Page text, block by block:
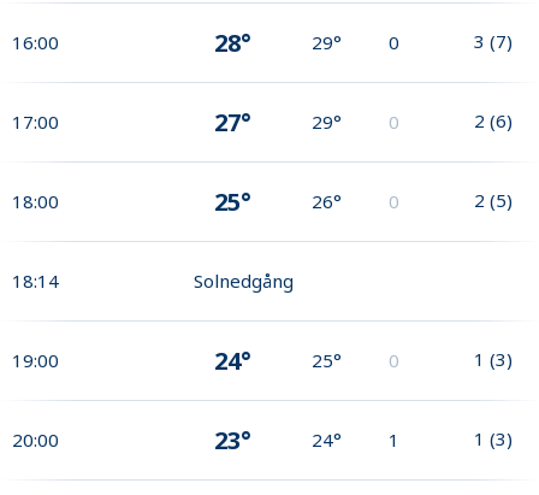
16:00 28° 29° 0 3 (7)
17:00 27° 29° 0 2 (6)
18:00 25° 26° 0 2 (5)
18:14 Solnedgång
19:00 24° 25° 0 1 (3)
20:00 23° 24° 1 1 (3)